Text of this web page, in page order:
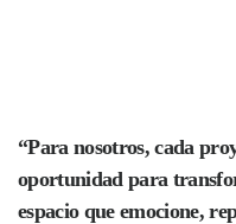
“Para nosotros, cada
oportunidad para
espacio que emocione,